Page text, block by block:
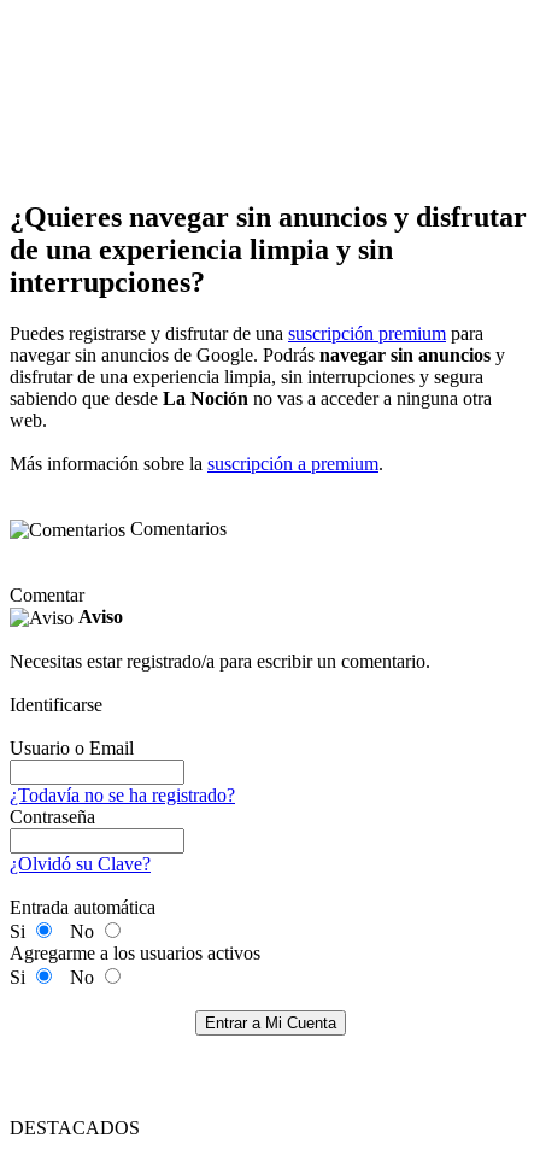
¿Quieres navegar sin anuncios y disfrutar
de una experiencia limpia y sin
interrupciones?
Puedes registrarse y disfrutar de una suscripción premium para
navegar sin anuncios de Google. Podrás navegar sin anuncios y
disfrutar de una experiencia limpia, sin interrupciones y segura
sabiendo que desde La Noción no vas a acceder a ninguna otra
web.
Más información sobre la suscripción a premium.
Comentarios
Comentar
Aviso
Necesitas estar registrado/a para escribir un comentario.
Identificarse
Usuario o Email
¿Todavía no se ha registrado?
Contraseña
¿Olvidó su Clave?
Entrada automática
Si
No
Agregarme a los usuarios activos
Si
No
Entrar a Mi Cuenta
DESTACADOS